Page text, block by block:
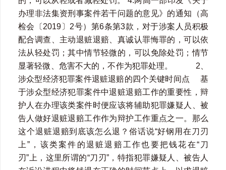
办理非法集资刑事案件若干问题的意见》的通知（高
检会〔2019〕2号）第6条第3款，对于涉案人员积极
配合调查、主动退赃退赔、真诚认罪悔罪的，可以依
法从轻处罚；其中情节轻微的，可以免除处罚；情节
显著轻微、危害不大的，不作为犯罪处理。 2、
涉众型经济犯罪案件退赃退赔的四个关键时间点 基
于涉众型经济犯罪案件中退赃退赔工作的重要性，辩
护人在办理该类案件时便应该将辅助犯罪嫌疑人、被
告人做好退赃退赔工作作为辩护工作重点之一。那么
这个退赃退赔到底该怎么退？俗话说“好钢用在刀刃
上”，该类案件的退赃退赔工作也要把钱花在“刀
刃”上，这里所谓的“刀刃”，特指犯罪嫌疑人、被告人